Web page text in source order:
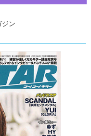
ジン